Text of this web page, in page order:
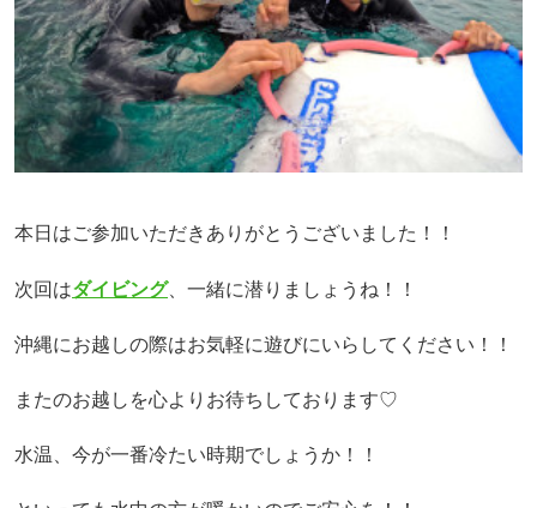
本日はご参加いただきありがとうございました！！
次回はダイビング、一緒に潜りましょうね！！
沖縄にお越しの際はお気軽に遊びにいらしてください！！
またのお越しを心よりお待ちしております♡
水温、今が一番冷たい時期でしょうか！！